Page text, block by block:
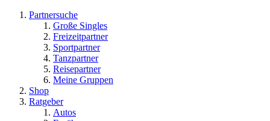
Partnersuche
Große Singles
Freizeitpartner
Sportpartner
Tanzpartner
Reisepartner
Meine Gruppen
Shop
Ratgeber
Autos